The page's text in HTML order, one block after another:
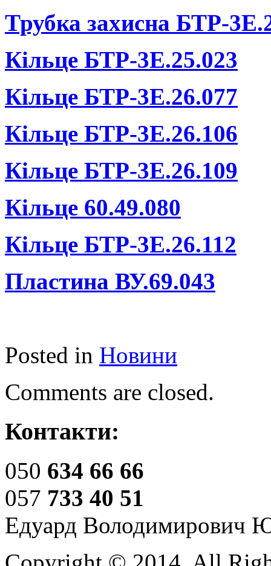
Трубка захисна БТР-
Кiльце БТР-3Е.25.023
Кiльце БТР-3Е.26.077
Кiльце БТР-3Е.26.106
Кiльце БТР-3Е.26.109
Кiльце 60.49.080
Кiльце БТР-3Е.26.112
Пластина ВУ.69.043
Posted in Новини
Comments are closed.
Контакти:
050 634 66 66
057 733 40 51
Едуард Володимирович